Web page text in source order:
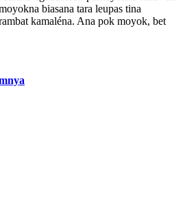
biasana tara leupas tina
kamaléna. Ana pok moyok, bet